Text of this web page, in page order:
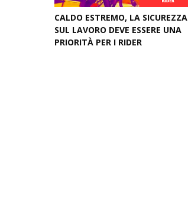
CALDO ESTREMO, LA SICUREZZA
SUL LAVORO DEVE ESSERE UNA
PRIORITÀ PER I RIDER